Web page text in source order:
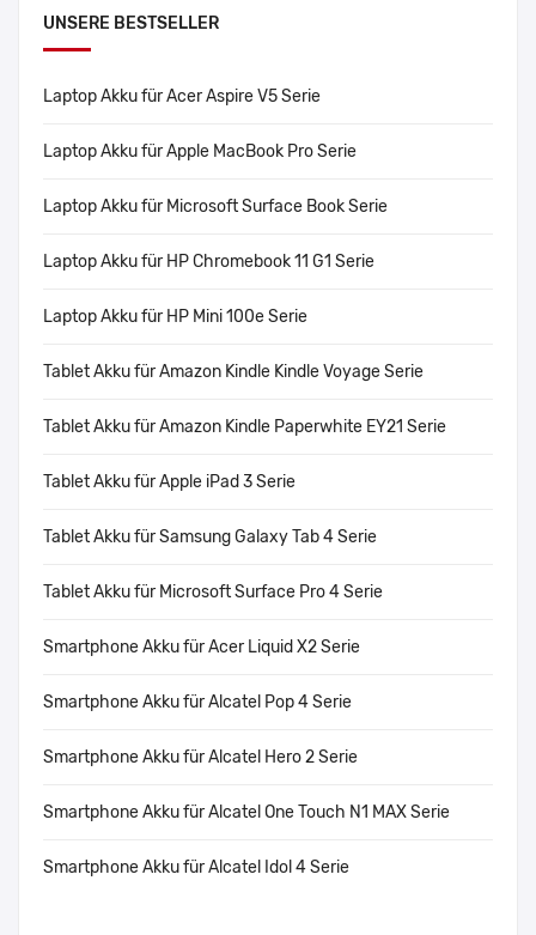
UNSERE BESTSELLER
Laptop Akku für Acer Aspire V5 Serie
Laptop Akku für Apple MacBook Pro Serie
Laptop Akku für Microsoft Surface Book Serie
Laptop Akku für HP Chromebook 11 G1 Serie
Laptop Akku für HP Mini 100e Serie
Tablet Akku für Amazon Kindle Kindle Voyage Serie
Tablet Akku für Amazon Kindle Paperwhite EY21 Serie
Tablet Akku für Apple iPad 3 Serie
Tablet Akku für Samsung Galaxy Tab 4 Serie
Tablet Akku für Microsoft Surface Pro 4 Serie
Smartphone Akku für Acer Liquid X2 Serie
Smartphone Akku für Alcatel Pop 4 Serie
Smartphone Akku für Alcatel Hero 2 Serie
Smartphone Akku für Alcatel One Touch N1 MAX Serie
Smartphone Akku für Alcatel Idol 4 Serie